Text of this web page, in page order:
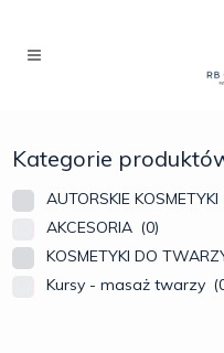
Kategorie
AUTORSKIE
AKCESORIA (0)
KOSMETYKI DO
Kursy - masaż twarzy